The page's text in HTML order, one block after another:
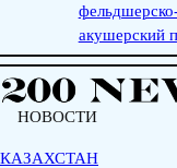
акушерский
НОВОСТИ
КАЗАХСТАН